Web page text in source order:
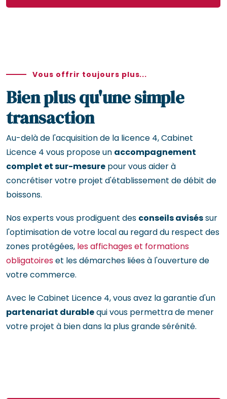
Vous offrir toujours plus...
Bien plus qu'une simple
transaction
Au-delà de l'acquisition de la licence 4, Cabinet
Licence 4 vous propose un accompagnement
complet et sur-mesure pour vous aider à
concrétiser votre projet d'établissement de débit de
boissons.
Nos experts vous prodiguent des conseils aviséssur
l'optimisation de votre local au regard du respect des
zones protégées, les affichages et formations
obligatoireset les démarches liées à l'ouverture de
votre commerce.
Avec le Cabinet Licence 4, vous avez la garantie d'un
partenariat durablequi vous permettra de mener
votre projet à bien dans la plus grande sérénité.